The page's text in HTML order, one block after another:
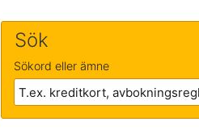
Sök
Sökord eller ämne